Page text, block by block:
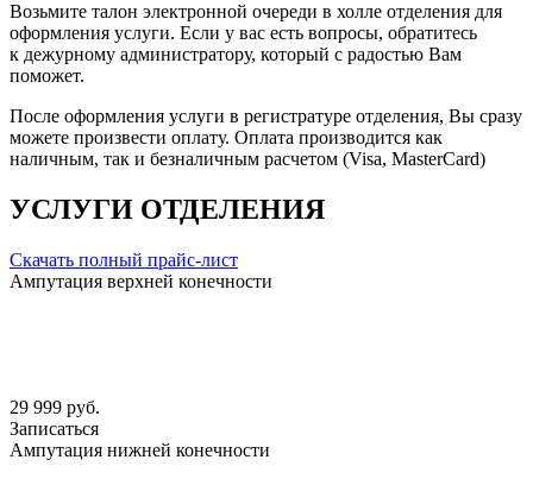
Возьмите талон электронной очереди в холле отделения для
оформления услуги. Если у вас есть вопросы, обратитесь
к дежурному администратору, который с радостью Вам
поможет.
После оформления услуги в регистратуре отделения, Вы сразу
можете произвести оплату. Оплата производится как
наличным, так и безналичным расчетом (Visa, MasterCard)
УСЛУГИ ОТДЕЛЕНИЯ
Скачать полный прайс-лист
Ампутация верхней конечности
29 999 руб.
Записаться
Ампутация нижней конечности